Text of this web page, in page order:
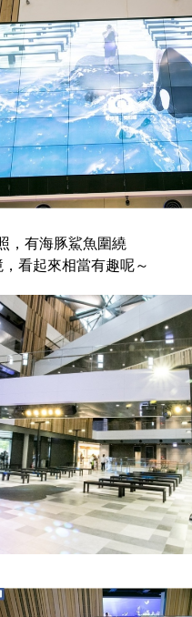
，有海豚鯊魚圍繞
看起來相當有趣呢～